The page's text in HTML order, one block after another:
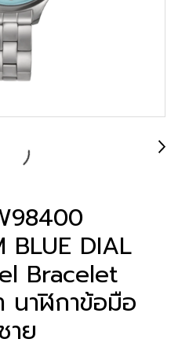
BLUE DIAL
Bracelet
นาฬิกาข้อมือ
าย